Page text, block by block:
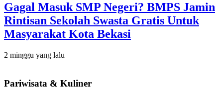
Gagal Masuk SMP Negeri? BMPS Jamin
Rintisan Sekolah Swasta Gratis Untuk
Masyarakat Kota Bekasi
2 minggu yang lalu
Pariwisata & Kuliner